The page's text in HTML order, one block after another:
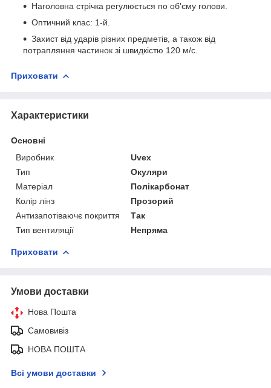
Наголовна стрічка регулюється по об'єму голови.
Оптичний клас: 1-й.
Захист від ударів різних предметів, а також від
потрапляння частинок зі швидкістю 120 м/с.
Приховати
Характеристики
Основні
Виробник
Uvex
Тип
Окуляри
Матеріал
Полікарбонат
Колір лінз
Прозорий
Антизапотіваючє покриття
Так
Тип вентиляції
Непряма
Приховати
Умови доставки
Нова Пошта
Самовивіз
НОВА ПОШТА
Всі умови доставки